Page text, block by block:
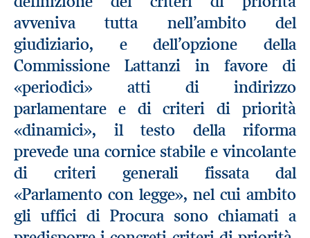
avveniva tutta nell’ambito del
giudiziario, e dell’opzione della
Commissione Lattanzi in favore di
«periodici» atti di indirizzo
parlamentare e di criteri di priorità
«dinamici», il testo della riforma
prevede una cornice stabile e vincolante
di criteri generali fissata dal
«Parlamento con legge», nel cui ambito
gli uffici di Procura sono chiamati a